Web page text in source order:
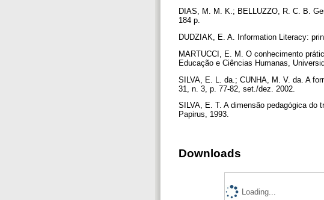
DIAS, M. M. K.; BELLUZZO, R. C. B.
184 p.
DUDZIAK, E. A. Information Literacy:
MARTUCCI, E. M. O conhecimento
Educação e Ciências Humanas,
SILVA, E. L. da.; CUNHA, M. V. da. A
31, n. 3, p. 77-82, set./dez. 2002.
SILVA, E. T. A dimensão pedagógica do
Papirus, 1993.
Downloads
Loading...